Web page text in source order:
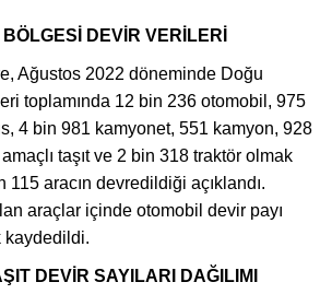
DEVİR VERİLERİ
Ağustos 2022 döneminde Doğu
toplamında 12 bin 236 otomobil, 975
4 bin 981 kamyonet, 551 kamyon, 928
taşıt ve 2 bin 318 traktör olmak
aracın devredildiği açıklandı.
araçlar içinde otomobil devir payı
kaydedildi.
DEVİR SAYILARI DAĞILIMI